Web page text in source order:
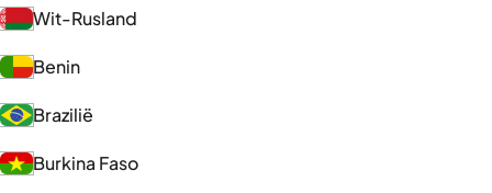
Wit-Rusland
Benin
Brazilië
Burkina Faso